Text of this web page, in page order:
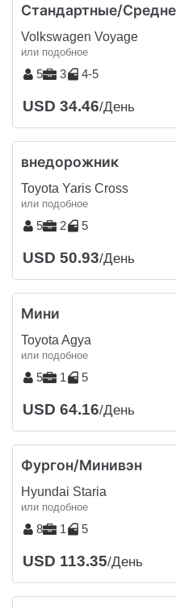
Стандартные/
Volkswagen Voyage
или подобное
5 3 4-5
USD 34.46/День
внедорожник
Toyota Yaris Cross
или подобное
5 2 5
USD 50.93/День
Мини
Toyota Agya
или подобное
5 1 5
USD 64.16/День
Фургон/Минивэн
Hyundai Staria
или подобное
8 1 5
USD 113.35/День